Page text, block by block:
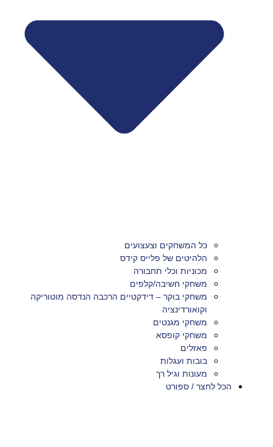
כל המשחקים וצעצועים
הלהיטים של פלייס קידס
מכוניות וכלי תחבורה
משחקי חשיבה/קלפים
משחקי בוקר – דידקטיים הרכבה הנדסה מוטוריקה
וקואורדינציה
משחקי מגנטים
משחקי קופסא
פאזלים
בובות ועגלות
מעונות וגיל רך
הכל לחצר / ספורט